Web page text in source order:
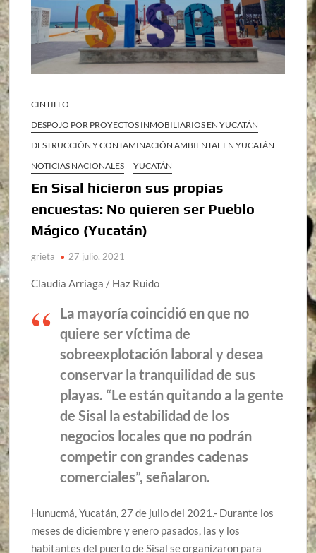
CINTILLO
DESPOJO POR PROYECTOS INMOBILIARIOS EN YUCATÁN
DESTRUCCIÓN Y CONTAMINACIÓN AMBIENTAL EN YUCATÁN
NOTICIAS NACIONALES
YUCATÁN
En Sisal hicieron sus propias
encuestas: No quieren ser Pueblo
Mágico (Yucatán)
grieta 27 julio, 2021
Claudia Arriaga / Haz Ruido
La mayoría coincidió en que no
quiere ser víctima de
sobreexplotación laboral y desea
conservar la tranquilidad de sus
playas. “Le están quitando a la gente
de Sisal la estabilidad de los
negocios locales que no podrán
competir con grandes cadenas
comerciales”, señalaron.
Hunucmá, Yucatán, 27 de julio del 2021.- Durante los
meses de diciembre y enero pasados, las y los
habitantes del puerto de Sisal se organizaron para